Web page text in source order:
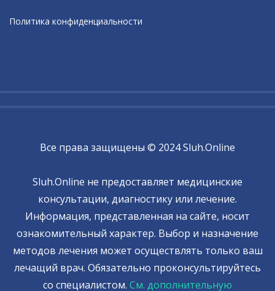
Политика конфиденциальности
Все права защищены © 2024 Sluh.Online
Sluh.Online не предоставляет медицинские
консультации, диагностику или лечение.
Информация, представленная на сайте, носит
ознакомительный характер. Выбор и назначение
методов лечения может осуществлять только ваш
лечащий врач. Обязательно проконсультируйтесь
со специалистом. См. дополнительную